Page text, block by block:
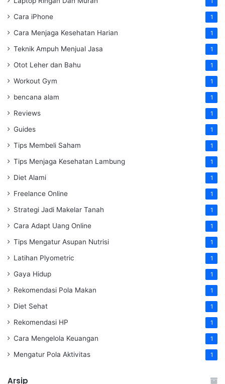
Cara iPhone 1
Cara Menjaga Kesehatan Harian 1
Teknik Ampuh Menjual Jasa 1
Otot Leher dan Bahu 1
Workout Gym 1
bencana alam 1
Reviews 1
Guides 1
Tips Membeli Saham 1
Tips Menjaga Kesehatan Lambung 1
Diet Alami 1
Freelance Online 1
Strategi Jadi Makelar Tanah 1
Cara Adapt Uang Online 1
Tips Mengatur Asupan Nutrisi 1
Latihan Plyometric 1
Gaya Hidup 1
Rekomendasi Pola Makan 1
Diet Sehat 1
Rekomendasi HP 1
Cara Mengelola Keuangan 1
Mengatur Pola Aktivitas 1
Arsip